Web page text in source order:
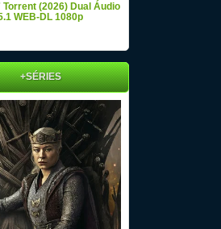
Torrent (2026) Dual Áudio
WEB-DL 1080p
+SÉRIES